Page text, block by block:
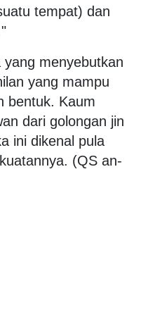
tempat) dan
menyebutkan
yang mampu
bentuk. Kaum
dari golongan jin
ini dikenal pula
(QS an-